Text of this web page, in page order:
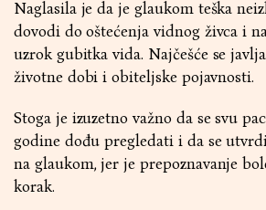
Naglasila je da je glaukom teška
dovodi do oštećenja vidnog živca i
uzrok gubitka vida. Najčešće se
životne dobi i obiteljske pojavnosti.
Stoga je izuzetno važno da se svu
godine dođu pregledati i da se
na glaukom, jer je prepoznavanje
korak.